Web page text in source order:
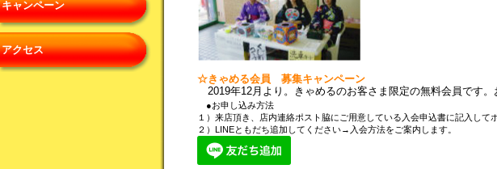
キャンペーン
アクセス
☆きゃめる会員 募集キャンペーン
2019年12月より。きゃめるのお客さま限定の無料会員です。
●お申し込み方法
１）来店頂き、店内連絡ポスト脇にご用意している入会申込書に記入して
２）LINEともだち追加してください→入会方法をご案内します。